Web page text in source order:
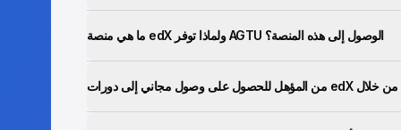
ما هي منصة edX ولماذا توفر AGTU الوصول إلى هذه المنصة؟